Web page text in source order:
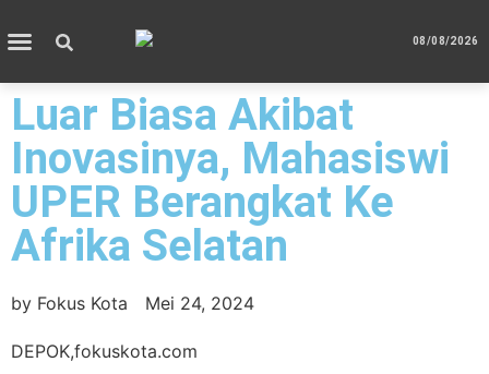
08/08/2026
Luar Biasa Akibat
Inovasinya, Mahasiswi
UPER Berangkat Ke
Afrika Selatan
by Fokus Kota Mei 24, 2024
DEPOK,fokuskota.com